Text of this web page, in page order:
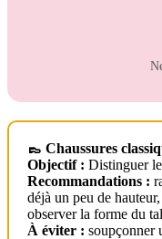
👞 Chaussures
Objectif : Distinguer
Recommandations :
déjà un peu de
observer la forme du
À éviter : soupçonner